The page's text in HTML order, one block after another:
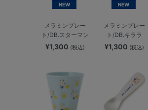
NEW
メラミンプレー
ト/DB.スターマン
¥1,300 (税込)
NEW
メラミンプレー
ト/DB.キララ
¥1,300 (税込)